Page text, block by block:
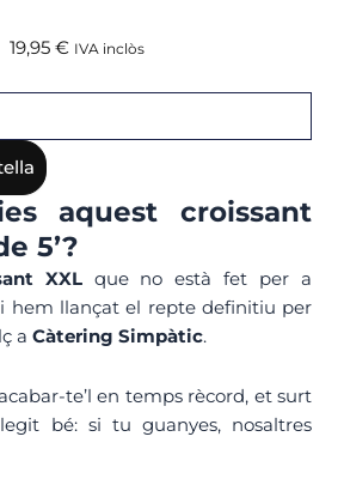
19,95 € IVA inclòs
aquest croissant
5’?
XXLque no està fet per a
hem llançat el repte definitiu per
a Càtering Simpàtic.
te’l en temps rècord, et surt
bé: si tu guanyes, nosaltres